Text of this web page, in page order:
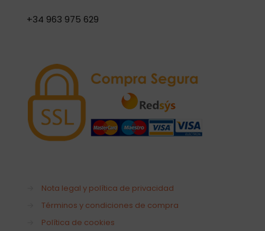
+34 963 975 629
Nota legal y política de privacidad
Términos y condiciones de compra
Política de cookies